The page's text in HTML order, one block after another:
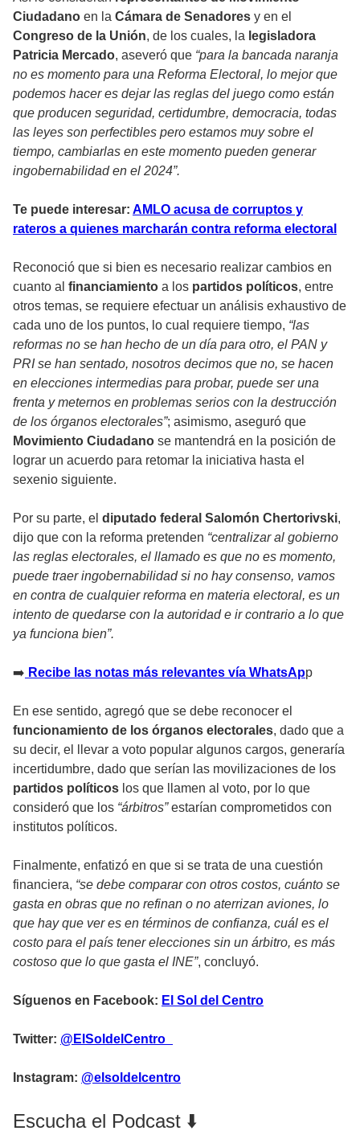
Ciudadano en la Cámara de Senadores y en el
Congreso de la Unión, de los cuales, la legisladora
Patricia Mercado, aseveró que “para la bancada naranja
no es momento para una Reforma Electoral, lo mejor que
podemos hacer es dejar las reglas del juego como están
que producen seguridad, certidumbre, democracia, todas
las leyes son perfectibles pero estamos muy sobre el
tiempo, cambiarlas en este momento pueden generar
ingobernabilidad en el 2024”.
Te puede interesar: AMLO acusa de corruptos y
rateros a quienes marcharán contra reforma electoral
Reconoció que si bien es necesario realizar cambios en
cuanto al financiamiento a los partidos políticos, entre
otros temas, se requiere efectuar un análisis exhaustivo de
cada uno de los puntos, lo cual requiere tiempo, “las
reformas no se han hecho de un día para otro, el PAN y
PRI se han sentado, nosotros decimos que no, se hacen
en elecciones intermedias para probar, puede ser una
frenta y meternos en problemas serios con la destrucción
de los órganos electorales”; asimismo, aseguró que
Movimiento Ciudadano se mantendrá en la posición de
lograr un acuerdo para retomar la iniciativa hasta el
sexenio siguiente.
Por su parte, el diputado federal Salomón Chertorivski,
dijo que con la reforma pretenden “centralizar al gobierno
las reglas electorales, el llamado es que no es momento,
puede traer ingobernabilidad si no hay consenso, vamos
en contra de cualquier reforma en materia electoral, es un
intento de quedarse con la autoridad e ir contrario a lo que
ya funciona bien”.
➡ Recibe las notas más relevantes vía WhatsApp
En ese sentido, agregó que se debe reconocer el
funcionamiento de los órganos electorales, dado que a
su decir, el llevar a voto popular algunos cargos, generaría
incertidumbre, dado que serían las movilizaciones de los
partidos políticos los que llamen al voto, por lo que
consideró que los “árbitros”estarían comprometidos con
institutos políticos.
Finalmente, enfatizó en que si se trata de una cuestión
financiera, “se debe comparar con otros costos, cuánto se
gasta en obras que no refinan o no aterrizan aviones, lo
que hay que ver es en términos de confianza, cuál es el
costo para el país tener elecciones sin un árbitro, es más
costoso que lo que gasta el INE”, concluyó.
Síguenos en Facebook: El Sol del Centro
Twitter: @ElSoldelCentro_
Instagram: @elsoldelcentro
Escucha el Podcast ⬇️